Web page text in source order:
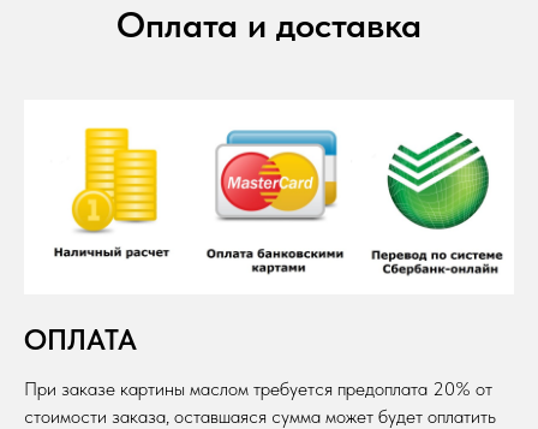
Оплата и доставка
ОПЛАТА
При заказе картины маслом требуется предоплата 20% от
стоимости заказа, оставшаяся сумма может будет оплатить